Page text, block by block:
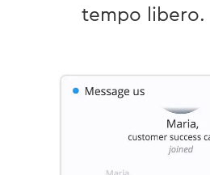
tempo libero.